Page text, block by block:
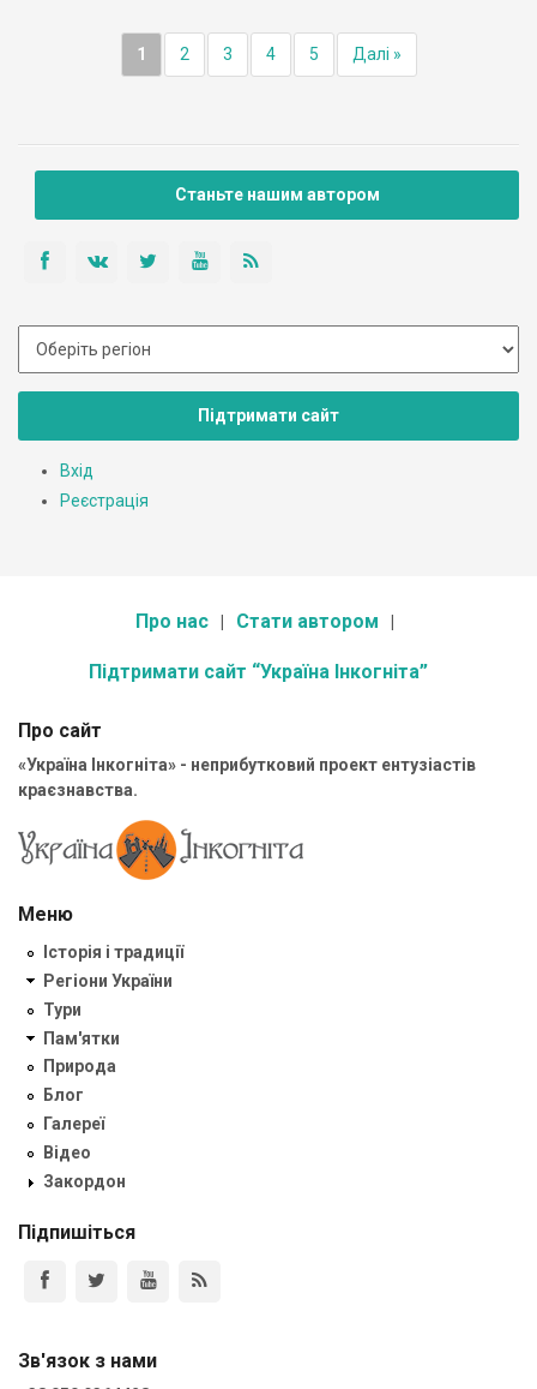
1 2 3 4 5 Далі »
Станьте нашим автором
Підтримати сайт
Вхід
Реєстрація
Про нас Стати автором
Підтримати сайт “Україна Інкогніта”
Про сайт
«Україна Інкогніта» - неприбутковий проект ентузіастів
краєзнавства.
Меню
Історія і традиції
Регіони України
Тури
Пам'ятки
Природа
Блог
Галереї
Відео
Закордон
Підпишіться
Зв'язок з нами